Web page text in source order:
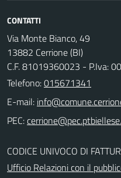
CONTATTI
Via Monte Bianco, 49
13882 Cerrione (BI)
C.F. 81019360023 - P.Iva:
Telefono:015671341
E-mail:
PEC:
CODICE UNIVOCO DI
Ufficio Relazioni con il